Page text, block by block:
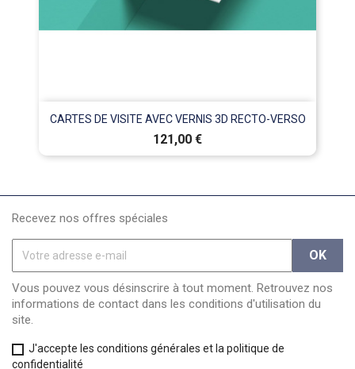
CARTES DE VISITE AVEC VERNIS 3D RECTO-VERSO
Prix
121,00 €
Recevez nos offres spéciales
Vous pouvez vous désinscrire à tout moment. Retrouvez nos
informations de contact dans les conditions d'utilisation du
site.
J'accepte les conditions générales et la politique de
confidentialité